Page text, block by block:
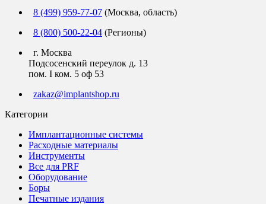
8 (499) 959-77-07 (Москва, область)
8 (800) 500-22-04 (Регионы)
г. Москва
Подсосенский переулок д. 13
пом. I ком. 5 оф 53
zakaz@implantshop.ru
Категории
Имплантационные системы
Расходные материалы
Инструменты
Все для PRF
Оборудование
Боры
Печатные издания